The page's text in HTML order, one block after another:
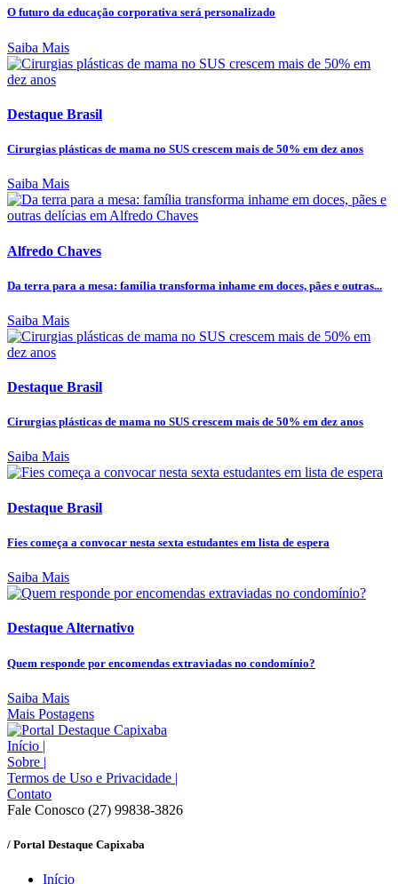
O futuro da educação corporativa será personalizado
Saiba Mais
Destaque Brasil
Cirurgias plásticas de mama no SUS crescem mais de 50% em dez anos
Saiba Mais
Alfredo Chaves
Da terra para a mesa: família transforma inhame em doces, pães e outras...
Saiba Mais
Destaque Brasil
Cirurgias plásticas de mama no SUS crescem mais de 50% em dez anos
Saiba Mais
Destaque Brasil
Fies começa a convocar nesta sexta estudantes em lista de espera
Saiba Mais
Destaque Alternativo
Quem responde por encomendas extraviadas no condomínio?
Saiba Mais
Mais Postagens
Início |
Sobre |
Termos de Uso e Privacidade |
Contato
Fale Conosco (27) 99838-3826
/ Portal Destaque Capixaba
Início